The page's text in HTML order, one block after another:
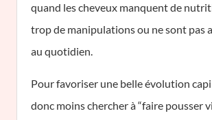
quand les cheveux manquent de
trop de manipulations ou ne sont pas
au quotidien.
Pour favoriser une belle évolution
donc moins chercher à “faire pousser